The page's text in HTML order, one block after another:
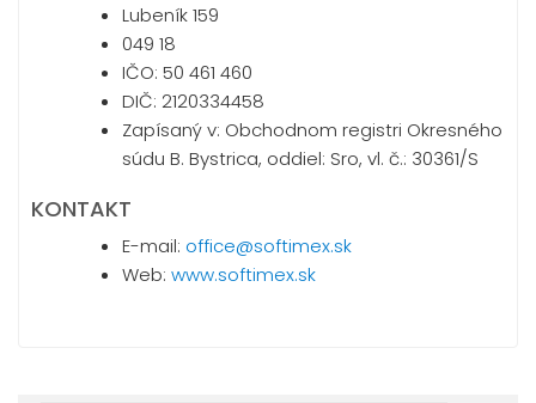
Lubeník 159
049 18
IČO: 50 461 460
DIČ: 2120334458
Zapísaný v: Obchodnom registri Okresného
súdu B. Bystrica, oddiel: Sro, vl. č.: 30361/S
KONTAKT
E-mail: office@softimex.sk
Web: www.softimex.sk